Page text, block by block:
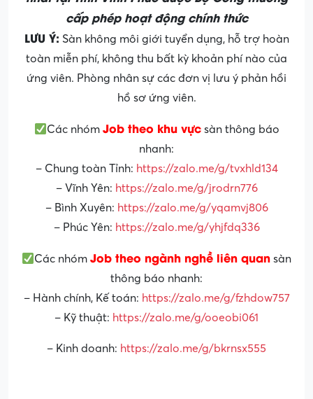
cấp phép hoạt động chính thức
LƯU Ý: Sàn không môi giới tuyển dụng, hỗ trợ hoàn
toàn miễn phí, không thu bất kỳ khoản phí nào của
ứng viên. Phòng nhân sự các đơn vị lưu ý phản hồi
hồ sơ ứng viên.
Các nhóm Job theo khu vựcsàn thông báo
nhanh:
– Chung toàn Tỉnh: https://zalo.me/g/tvxhld134
– Vĩnh Yên: https://zalo.me/g/jrodrn776
– Bình Xuyên: https://zalo.me/g/yqamvj806
– Phúc Yên: https://zalo.me/g/yhjfdq336
Các nhómJob theo ngành nghề liên quan sàn
thông báo nhanh:
– Hành chính, Kế toán: https://zalo.me/g/fzhdow757
– Kỹ thuật: https://zalo.me/g/ooeobi061
– Kinh doanh: https://zalo.me/g/bkrnsx555